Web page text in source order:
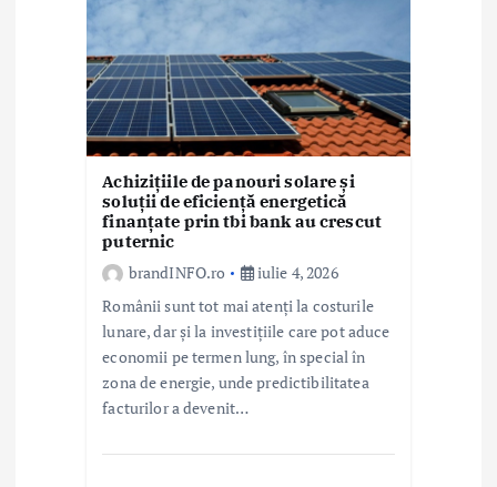
Achizițiile de panouri solare și
soluții de eficiență energetică
finanțate prin tbi bank au crescut
puternic
brandINFO.ro
iulie 4, 2026
Românii sunt tot mai atenți la costurile
lunare, dar și la investițiile care pot aduce
economii pe termen lung, în special în
zona de energie, unde predictibilitatea
facturilor a devenit…